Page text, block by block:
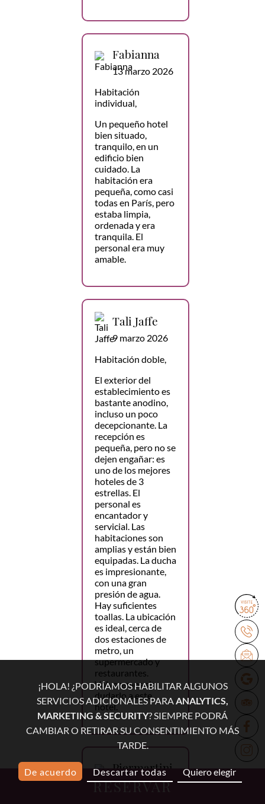
RESERVAR
Fabianna
13 marzo 2026
Habitación
individual,
Un pequeño hotel
bien situado,
tranquilo, en un
edificio bien
cuidado. La
habitación era
pequeña, como casi
todas en París, pero
estaba limpia,
ordenada y era
tranquila. El
personal era muy
amable.
Tali Jaffe
9 marzo 2026
Habitación doble,
El exterior del
establecimiento es
bastante anodino,
incluso un poco
decepcionante. La
recepción es
pequeña, pero no se
dejen engañar: es
uno de los mejores
hoteles de 3
estrellas. El
personal es
encantador y
servicial. Las
habitaciones son
amplias y están bien
equipadas. La ducha
es impresionante,
con una gran
presión de agua.
Hay suficientes
toallas. La ubicación
es ideal, cerca de
dos estaciones de
metro, un
supermercado y
restaurantes.
Volveremos sin
dudarlo a este
hotel.
Piermartini
4 marzo 2026
¡HOLA! ¿PODRÍAMOS HABILITAR ALGUNOS
SERVICIOS ADICIONALES PARAANALYTICS,
MARKETING & SECURITY? SIEMPRE PODRÁ
CAMBIAR O RETIRAR SU CONSENTIMIENTO MÁS
TARDE.
De acuerdo Descartar todas Quiero elegir